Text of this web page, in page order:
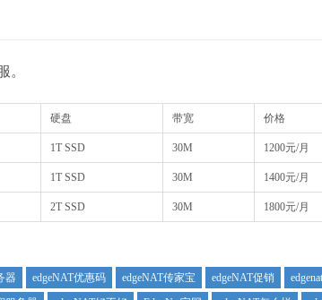
。
硬盘 带宽 价格
1T SSD 30M 1200元/月
1T SSD 30M 1400元/月
2T SSD 30M 1800元/月
器 edgeNAT优惠码 edgeNAT传家宝 edgeNAT促销